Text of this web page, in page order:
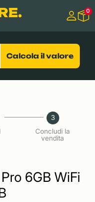
0
Calcola il valore
3
Concludi la
vendita
6GB WiFi